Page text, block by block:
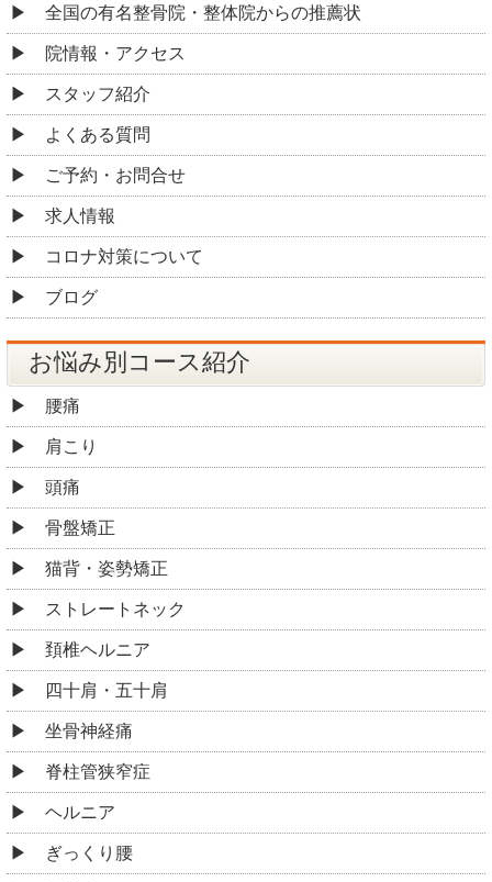
全国の有名整骨院・整体院からの推薦状
院情報・アクセス
スタッフ紹介
よくある質問
ご予約・お問合せ
求人情報
コロナ対策について
ブログ
お悩み別コース紹介
腰痛
肩こり
頭痛
骨盤矯正
猫背・姿勢矯正
ストレートネック
頚椎ヘルニア
四十肩・五十肩
坐骨神経痛
脊柱管狭窄症
ヘルニア
ぎっくり腰